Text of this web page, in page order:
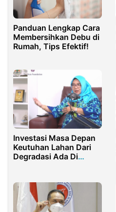
Panduan Lengkap Cara
Membersihkan Debu di
Rumah, Tips Efektif!
Investasi Masa Depan
Keutuhan Lahan Dari
Degradasi Ada Di